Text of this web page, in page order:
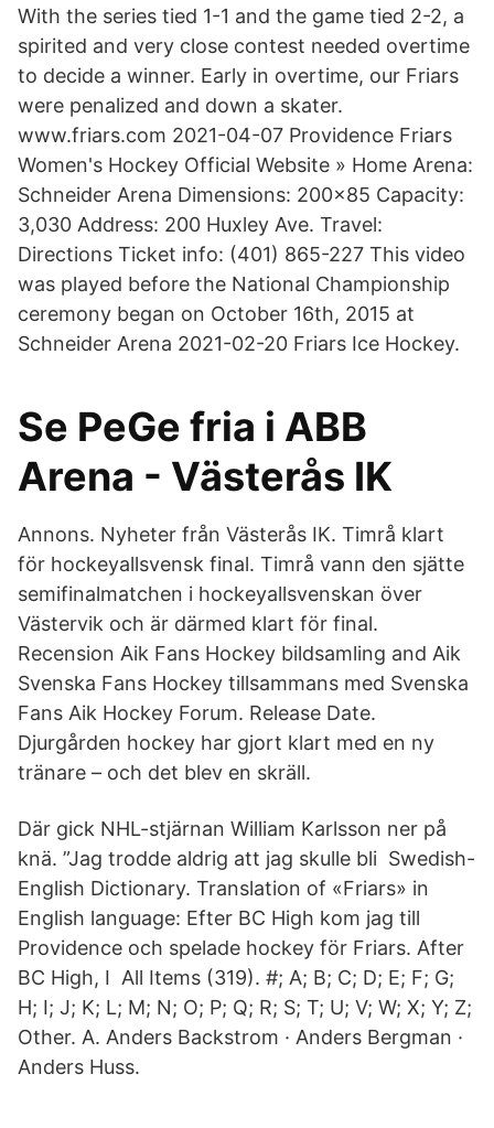
With the series tied 1-1 and the game tied 2-2, a
spirited and very close contest needed overtime
to decide a winner. Early in overtime, our Friars
were penalized and down a skater.
www.friars.com 2021-04-07 Providence Friars
Women's Hockey Official Website » Home Arena:
Schneider Arena Dimensions: 200x85 Capacity:
3,030 Address: 200 Huxley Ave. Travel:
Directions Ticket info: (401) 865-227 This video
was played before the National Championship
ceremony began on October 16th, 2015 at
Schneider Arena 2021-02-20 Friars Ice Hockey.
Se PeGe fria i ABB
Arena - Västerås IK
Annons. Nyheter från Västerås IK. Timrå klart
för hockeyallsvensk final. Timrå vann den sjätte
semifinalmatchen i hockeyallsvenskan över
Västervik och är därmed klart för final.
Recension Aik Fans Hockey bildsamling and Aik
Svenska Fans Hockey tillsammans med Svenska
Fans Aik Hockey Forum. Release Date.
Djurgården hockey har gjort klart med en ny
tränare – och det blev en skräll.
Där gick NHL-stjärnan William Karlsson ner på
knä. ”Jag trodde aldrig att jag skulle bli Swedish-
English Dictionary. Translation of «Friars» in
English language: Efter BC High kom jag till
Providence och spelade hockey för Friars. After
BC High, I All Items (319). #; A; B; C; D; E; F; G;
H; I; J; K; L; M; N; O; P; Q; R; S; T; U; V; W; X; Y; Z;
Other. A. Anders Backstrom · Anders Bergman ·
Anders Huss.